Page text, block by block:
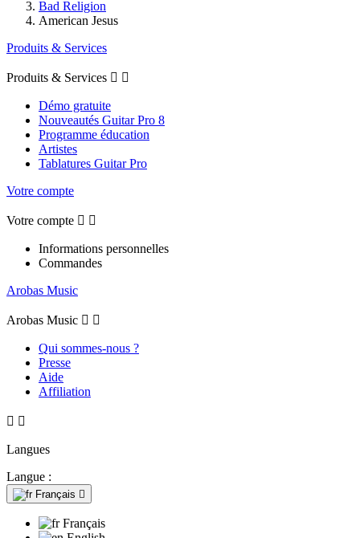
Bad Religion
American Jesus
Produits & Services
Produits & Services  
Démo gratuite
Nouveautés Guitar Pro 8
Programme éducation
Artistes
Tablatures Guitar Pro
Votre compte
Votre compte  
Informations personnelles
Commandes
Arobas Music
Arobas Music  
Qui sommes-nous ?
Presse
Aide
Affiliation
 
Langues
Langue :
Français 
Français